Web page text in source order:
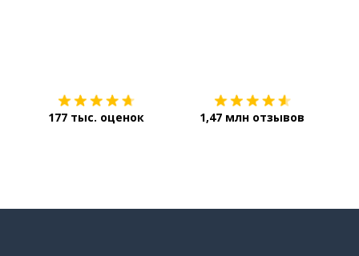
177 тыс. оценок 1,47 млн отзывов